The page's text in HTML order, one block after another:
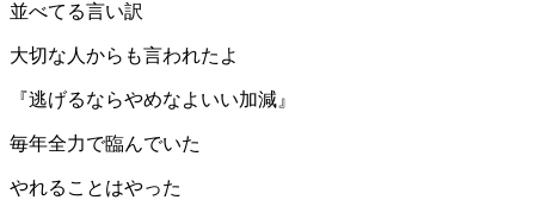
並べてる言い訳
大切な人からも言われたよ
『逃げるならやめなよいい加減』
毎年全力で臨んでいた
やれることはやった